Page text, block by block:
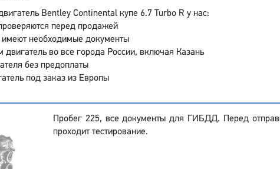
Bentley Continental купе 6.7 Turbo R у нас:
перед продажей
имеют необходимые документы
двигатель во все города России, включая Казань
без предоплаты
под заказ из Европы
Пробег 225, все документы для ГИБДД. Перед
проходит тестирование.